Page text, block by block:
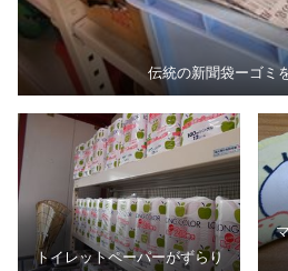
伝統の新聞袋ーゴミ
トイレットペーパーがずらり